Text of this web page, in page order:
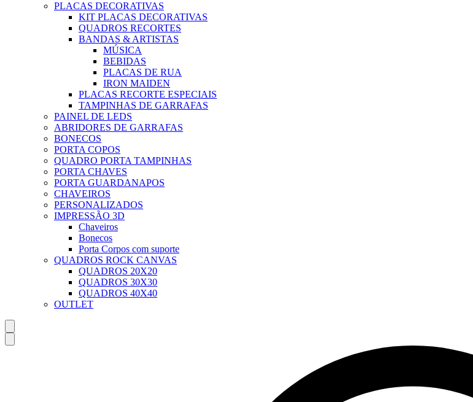
PLACAS DECORATIVAS
KIT PLACAS DECORATIVAS
QUADROS RECORTES
BANDAS & ARTISTAS
MÚSICA
BEBIDAS
PLACAS DE RUA
IRON MAIDEN
PLACAS RECORTE ESPECIAIS
TAMPINHAS DE GARRAFAS
PAINEL DE LEDS
ABRIDORES DE GARRAFAS
BONECOS
PORTA COPOS
QUADRO PORTA TAMPINHAS
PORTA CHAVES
PORTA GUARDANAPOS
CHAVEIROS
PERSONALIZADOS
IMPRESSÃO 3D
Chaveiros
Bonecos
Porta Corpos com suporte
QUADROS ROCK CANVAS
QUADROS 20X20
QUADROS 30X30
QUADROS 40X40
OUTLET